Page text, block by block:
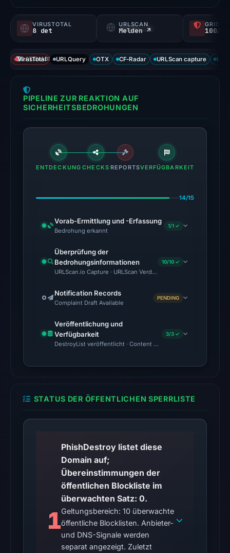
probability).
signals:
8
VirusTotal
engines
flagged
domain
on
at
07:14
The
latest
probe
returned
502
on
7,
01:13
UTC,
content
was
unavailable
at
the
checked
location.
This
does
VIRUSTOTAL
8 det
URLSCAN
Melden ↗ 100/
DATENABDECKUNG
VirusTotal URLQuery OTX CF-Radar URLScan capture
PIPELINE ZUR REAKTION AUF
SICHERHEITSBEDROHUNGEN
ENTDECKUNG CHECKS REPORTSVERFÜGBARKEIT
14/15
Vorab-Ermittlung und -Erfassung
Bedrohung erkannt
1/1 ✓
Überprüfung der
Bedrohungsinformationen
URLScan.io Capture · URLScan Verdict · Cloudflare Radar
10/10 ✓
Notification Records
Complaint Draft Available
PENDING
Veröffentlichung und
Verfügbarkeit
DestroyList veröffentlicht · Content Observed Unavailable ·
3/3 ✓
STATUS DER ÖFFENTLICHEN SPERRLISTE
1
PhishDestroy listet diese
Domain auf;
Übereinstimmungen der
öffentlichen Blockliste im
überwachten Satz: 0.
Geltungsbereich: 10 überwachte
öffentliche Blocklisten. Anbieter-
und DNS-Signale werden
separat angezeigt. Zuletzt